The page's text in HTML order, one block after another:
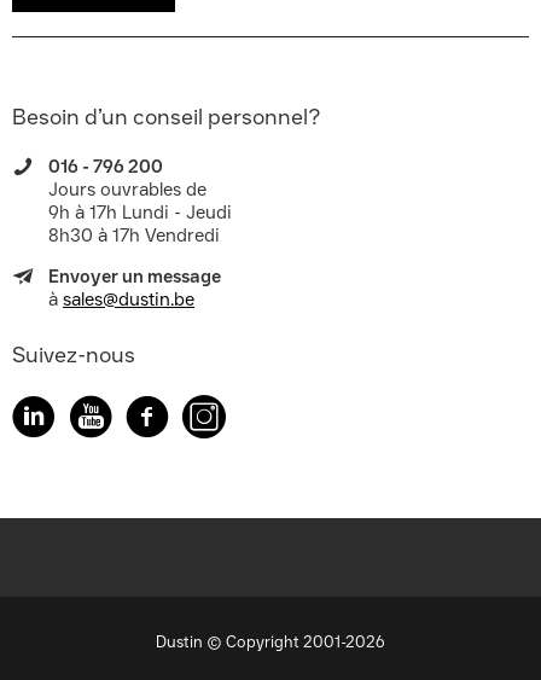
Besoin d’un conseil personnel?
016 - 796 200
Jours ouvrables de
9h à 17h Lundi - Jeudi
8h30 à 17h Vendredi
Envoyer un message
à sales@dustin.be
Suivez-nous
Dustin © Copyright 2001-2026